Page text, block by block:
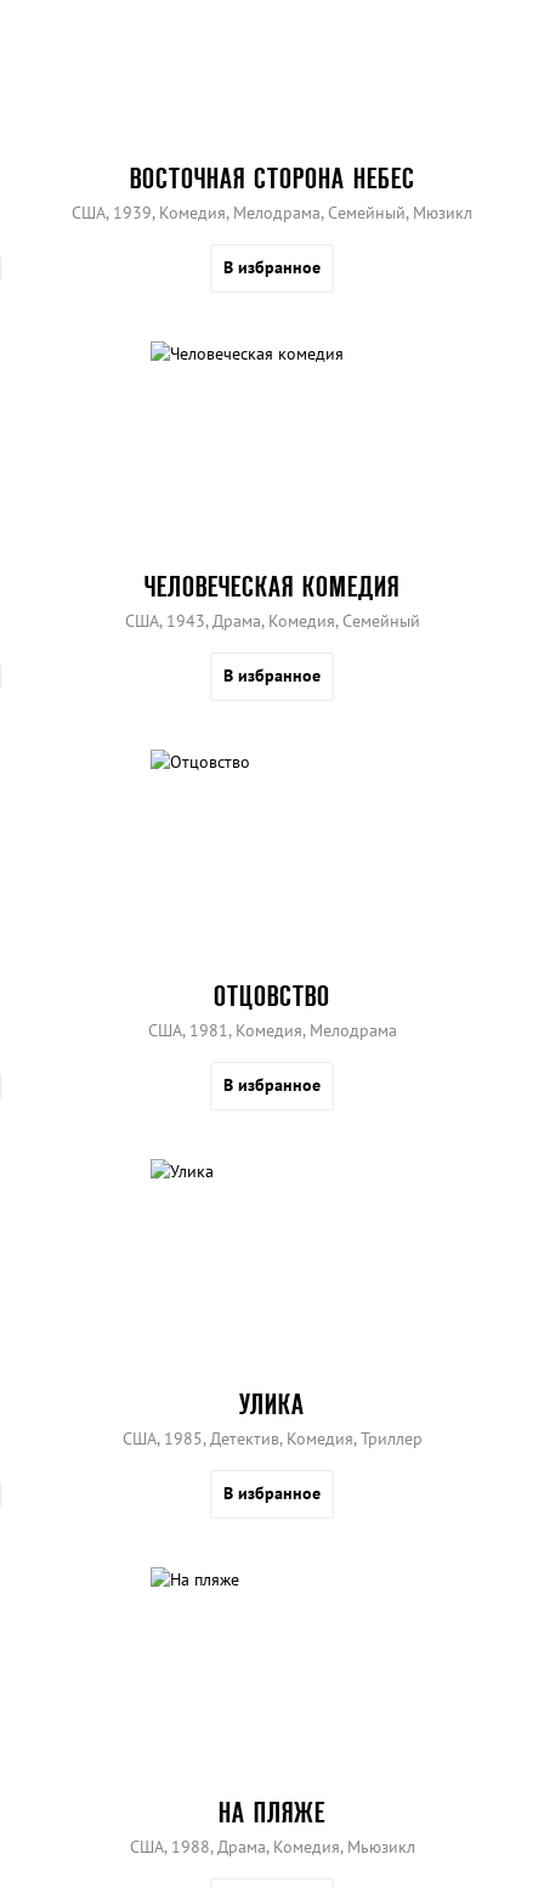
ВОСТОЧНАЯ СТОРОНА НЕБЕС
США, 1939, Комедия, Мелодрама, Семейный, Мюзикл
В избранное
ЧЕЛОВЕЧЕСКАЯ КОМЕДИЯ
США, 1943, Драма, Комедия, Семейный
В избранное
ОТЦОВСТВО
США, 1981, Комедия, Мелодрама
В избранное
УЛИКА
США, 1985, Детектив, Комедия, Триллер
В избранное
НА ПЛЯЖЕ
США, 1988, Драма, Комедия, Мьюзикл